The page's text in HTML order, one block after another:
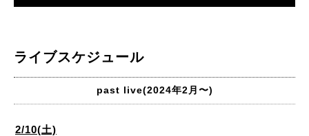
ライブスケジュール
past live(2024年2月〜)
2/10(土)